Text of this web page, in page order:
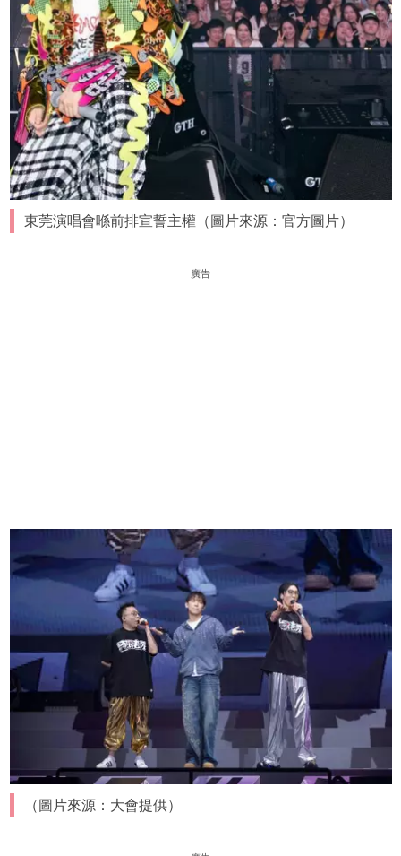
東莞演唱會喺前排宣誓主權（圖片來源：官方圖片）
廣告
（圖片來源：大會提供）